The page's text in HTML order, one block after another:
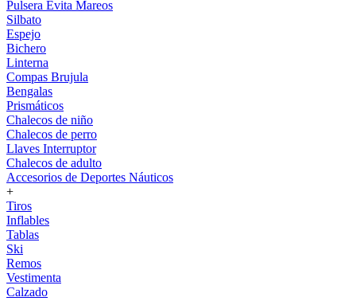
Pulsera Evita Mareos
Silbato
Espejo
Bichero
Linterna
Compas Brujula
Bengalas
Prismáticos
Chalecos de niño
Chalecos de perro
Llaves Interruptor
Chalecos de adulto
Accesorios de Deportes Náuticos
+
Tiros
Inflables
Tablas
Ski
Remos
Vestimenta
Calzado